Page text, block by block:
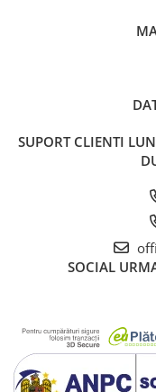
SUPORT CLIENTI
SOCIAL